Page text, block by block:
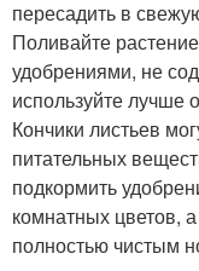
пересадить в
Поливайте
удобрениями, не
используйте лучше
Кончики листьев
питательных
подкормить
комнатных цветов,
полностью чистым